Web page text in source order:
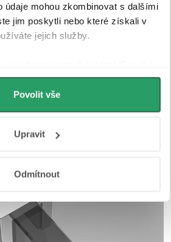
údaje mohou zkombinovat s dalšími
jim poskytli nebo které získali v
jejich služby.
pro analytiku a
Jak Google zpracovává
stránkách
Povolit vše
Upravit
Odmítnout